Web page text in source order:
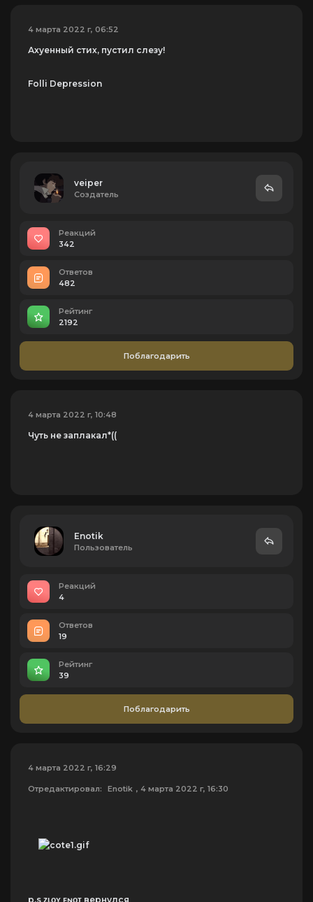
4 марта 2022 г, 06:52
Ахуенный стих, пустил слезу!
Folli Depression
veiper
Создатель
Реакций
342
Ответов
482
Рейтинг
2192
Поблагодарить
4 марта 2022 г, 10:48
Чуть не заплакал*((
Enotik
Пользователь
Реакций
4
Ответов
19
Рейтинг
39
Поблагодарить
4 марта 2022 г, 16:29
Отредактировал: Enotik , 4 марта 2022 г, 16:30
p.s ᴢʟᴏʏ ᴇɴᴏᴛ вернулся